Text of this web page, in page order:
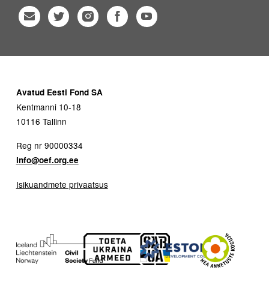
Avatud Eesti Fond SA
Kentmanni 10-18
10116 Tallinn
Reg nr 90000334
info@oef.org.ee
Isikuandmete privaatsus